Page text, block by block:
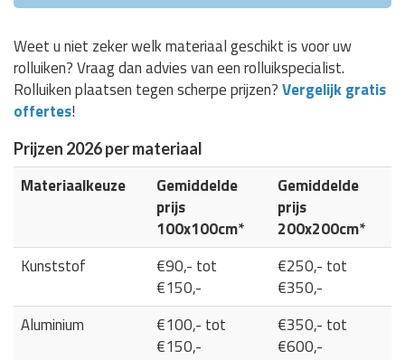
Weet u niet zeker welk materiaal geschikt is voor uw
rolluiken? Vraag dan advies van een rolluikspecialist.
Rolluiken plaatsen tegen scherpe prijzen?Vergelijk gratis
offertes!
Prijzen 2026 per materiaal
Materiaalkeuze
Gemiddelde
prijs
100x100cm*
Gemiddelde
prijs
200x200cm*
Kunststof
€90,- tot
€150,-
€250,- tot
€350,-
Aluminium
€100,- tot
€150,-
€350,- tot
€600,-